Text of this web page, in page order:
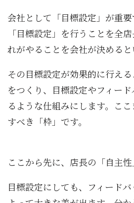
会社として「目標設定」が重
「目標設定」を行うことを全
れがやることを会社が決めると
その目標設定が効果的に行え
をつくり、目標設定やフィー
るような仕組みにします。こ
すべき「枠」です。
ここから先に、店長の「自主性
目標設定にしても、フィード